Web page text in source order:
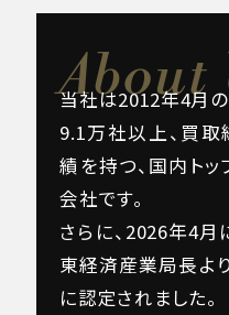
About
当社は2012年4月
9.1万社以上、買
績を持つ、国内トッ
会社です。
さらに、2026年4
東経済産業局長よ
に認定されました。